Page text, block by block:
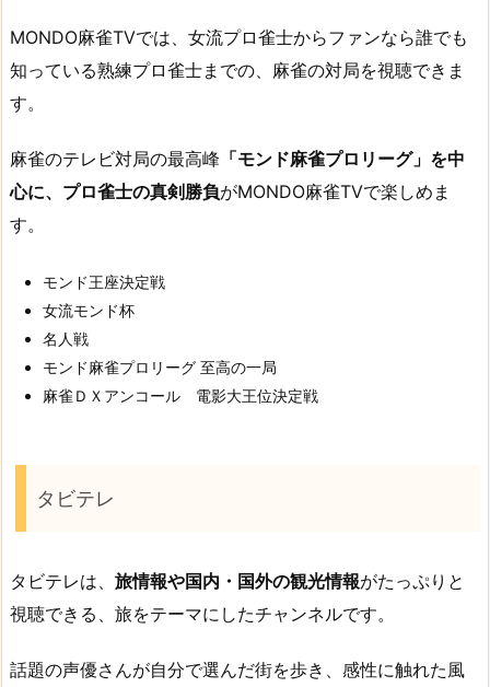
MONDO麻雀TVでは、女流プロ雀士からファンなら誰でも
知っている熟練プロ雀士までの、麻雀の対局を視聴できま
す。
麻雀のテレビ対局の最高峰 「モンド麻雀プロリーグ」を中
心に、プロ雀士の真剣勝負がMONDO麻雀TVで楽しめま
す。
モンド王座決定戦
女流モンド杯
名人戦
モンド麻雀プロリーグ 至高の一局
麻雀ＤＸアンコール 電影大王位決定戦
タビテレ
タビテレは、 旅情報や国内・国外の観光情報がたっぷりと
視聴できる、旅をテーマにしたチャンネルです。
話題の声優さんが自分で選んだ街を歩き、感性に触れた風